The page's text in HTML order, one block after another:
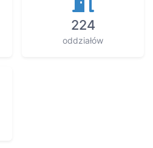
224
oddziałów